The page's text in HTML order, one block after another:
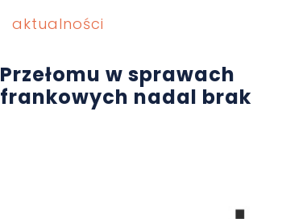
aktualności
Przełomu w sprawach
frankowych nadal brak